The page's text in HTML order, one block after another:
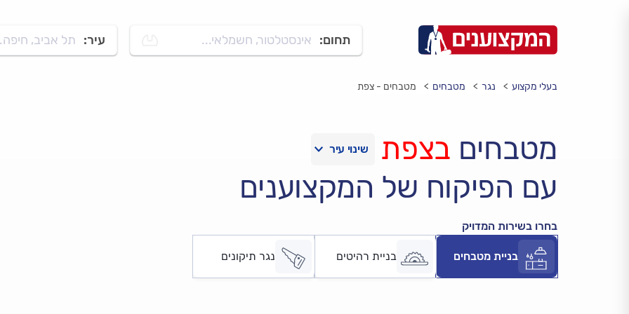
תחום: אינסטלטור, חשמלאי... עיר: תל אביב,
בעלי מקצוע נגר מטבחים מטבחים - צפת
מטבחים בצפת
עם הפיקוח של המקצוענים
בחרו בשירות המדויק
בניית מטבחים בניית רהיטים נגר תיקונים